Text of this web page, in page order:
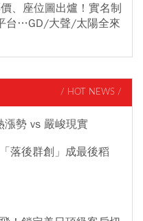
、座位圖出爐！實名制
台…GD/大聲/太陽全來
/ HOT NEWS /
勢 vs 嚴峻現實
落後群創」成最後稻